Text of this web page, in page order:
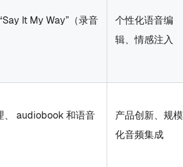
It My Way”（录音
个性化语音编
辑、情感注入
、 audiobook 和语音
产品创新、规模
化音频集成